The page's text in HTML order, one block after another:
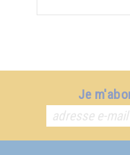
Je